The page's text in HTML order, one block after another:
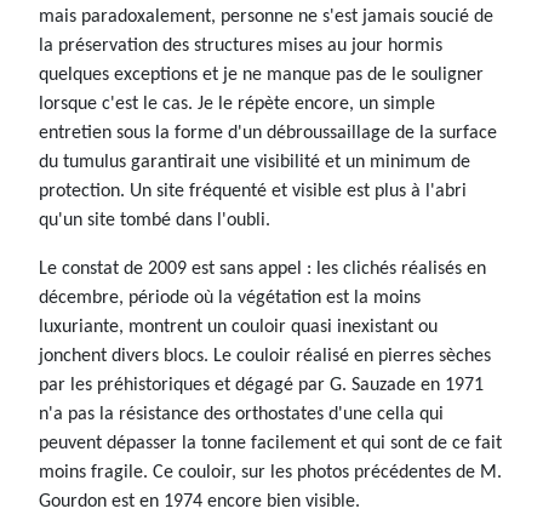
mais paradoxalement, personne ne s'est jamais soucié de
la préservation des structures mises au jour hormis
quelques exceptions et je ne manque pas de le souligner
lorsque c'est le cas. Je le répète encore, un simple
entretien sous la forme d'un débroussaillage de la surface
du tumulus garantirait une visibilité et un minimum de
protection. Un site fréquenté et visible est plus à l'abri
qu'un site tombé dans l'oubli.
Le constat de 2009 est sans appel : les clichés réalisés en
décembre, période où la végétation est la moins
luxuriante, montrent un couloir quasi inexistant ou
jonchent divers blocs. Le couloir réalisé en pierres sèches
par les préhistoriques et dégagé par G. Sauzade en 1971
n'a pas la résistance des orthostates d'une cella qui
peuvent dépasser la tonne facilement et qui sont de ce fait
moins fragile. Ce couloir, sur les photos précédentes de M.
Gourdon est en 1974 encore bien visible.